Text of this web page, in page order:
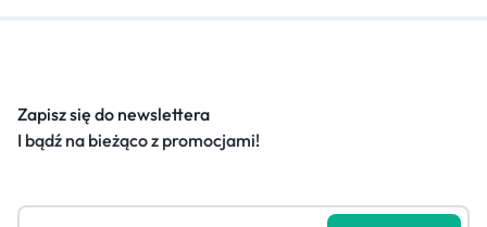
Zapisz się do newslettera
I bądź na bieżąco z promocjami!